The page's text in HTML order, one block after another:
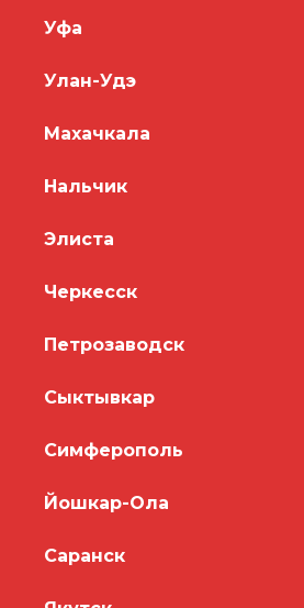
Уфа
Улан-Удэ
Махачкала
Нальчик
Элиста
Черкесск
Петрозаводск
Сыктывкар
Симферополь
Йошкар-Ола
Саранск